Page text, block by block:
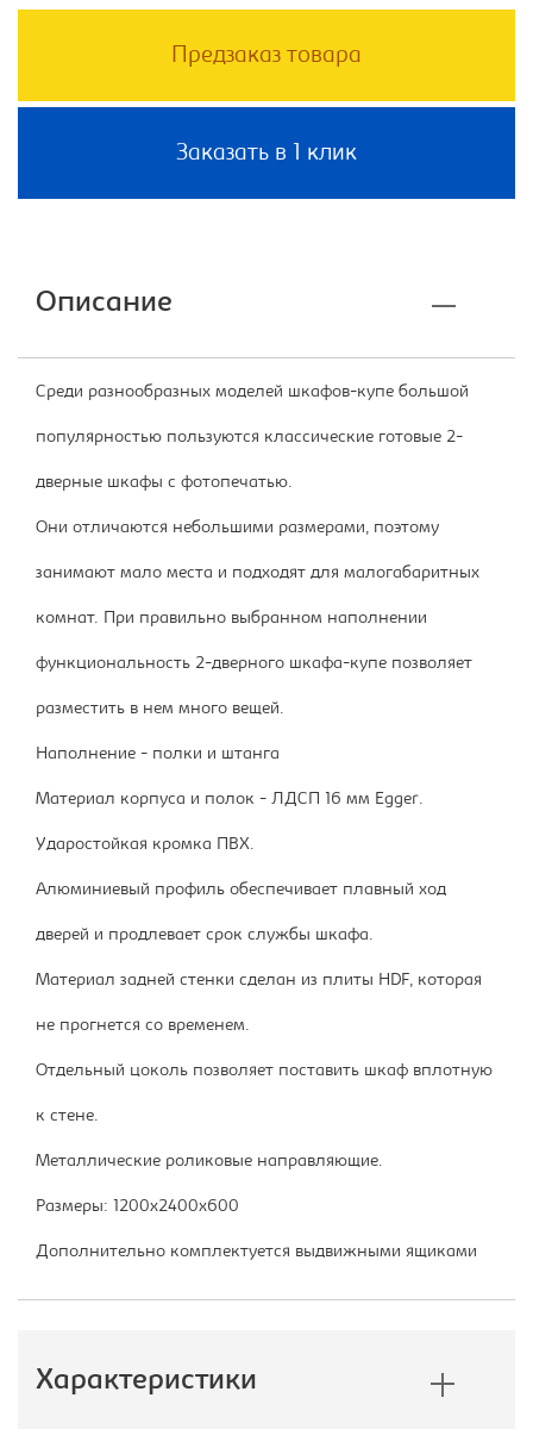
Предзаказ товара
Заказать в 1 клик
Описание
Среди разнообразных моделей шкафов-купе большой
популярностью пользуются классические готовые 2-
дверные шкафы с фотопечатью.
Они отличаются небольшими размерами, поэтому
занимают мало места и подходят для малогабаритных
комнат. При правильно выбранном наполнении
функциональность 2-дверного шкафа-купе позволяет
разместить в нем много вещей.
Наполнение - полки и штанга
Материал корпуса и полок - ЛДСП 16 мм Egger.
Ударостойкая кромка ПВХ.
Алюминиевый профиль обеспечивает плавный ход
дверей и продлевает срок службы шкафа.
Материал задней стенки сделан из плиты HDF, которая
не прогнется со временем.
Отдельный цоколь позволяет поставить шкаф вплотную
к стене.
Металлические роликовые направляющие.
Размеры: 1200х2400х600
Дополнительно комплектуется выдвижными ящиками
Характеристики